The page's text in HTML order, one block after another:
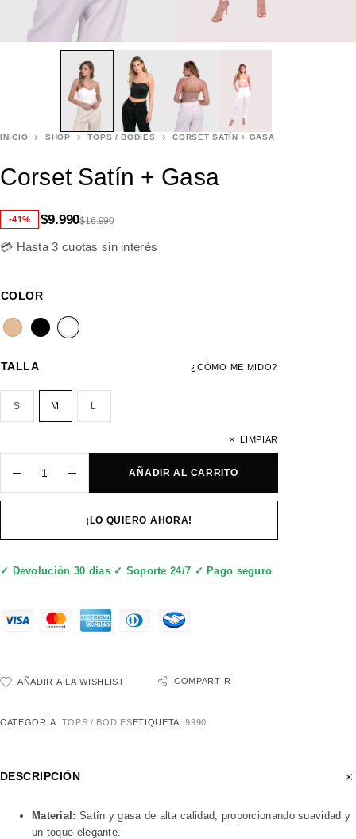
INICIO SHOP TOPS / BODIES CORSET SATÍN + GASA
Corset Satín + Gasa
-41% $16.990
$9.990
💳 Hasta 3 cuotas sin interés
COLOR
¿CÓMO ME MIDO?
TALLA
S M L
LIMPIAR
AÑADIR AL CARRITO
¡LO QUIERO AHORA!
✓ Devolución 30 días ✓ Soporte 24/7 ✓ Pago seguro
AÑADIR A LA WISHLIST COMPARTIR
CATEGORÍA: TOPS / BODIESETIQUETA:9990
DESCRIPCIÓN
Material: Satín y gasa de alta calidad, proporcionando suavidad y
un toque elegante.